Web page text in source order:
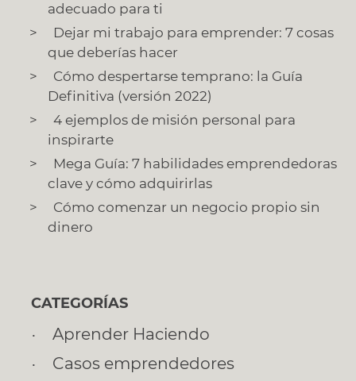
adecuado para ti
Dejar mi trabajo para emprender: 7 cosas
que deberías hacer
Cómo despertarse temprano: la Guía
Definitiva (versión 2022)
4 ejemplos de misión personal para
inspirarte
Mega Guía: 7 habilidades emprendedoras
clave y cómo adquirirlas
Cómo comenzar un negocio propio sin
dinero
CATEGORÍAS
Aprender Haciendo
Casos emprendedores